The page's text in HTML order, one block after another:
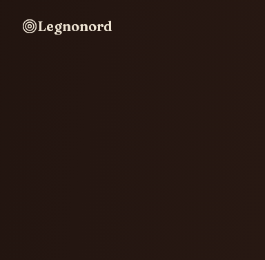
Legnonord
Legnonord